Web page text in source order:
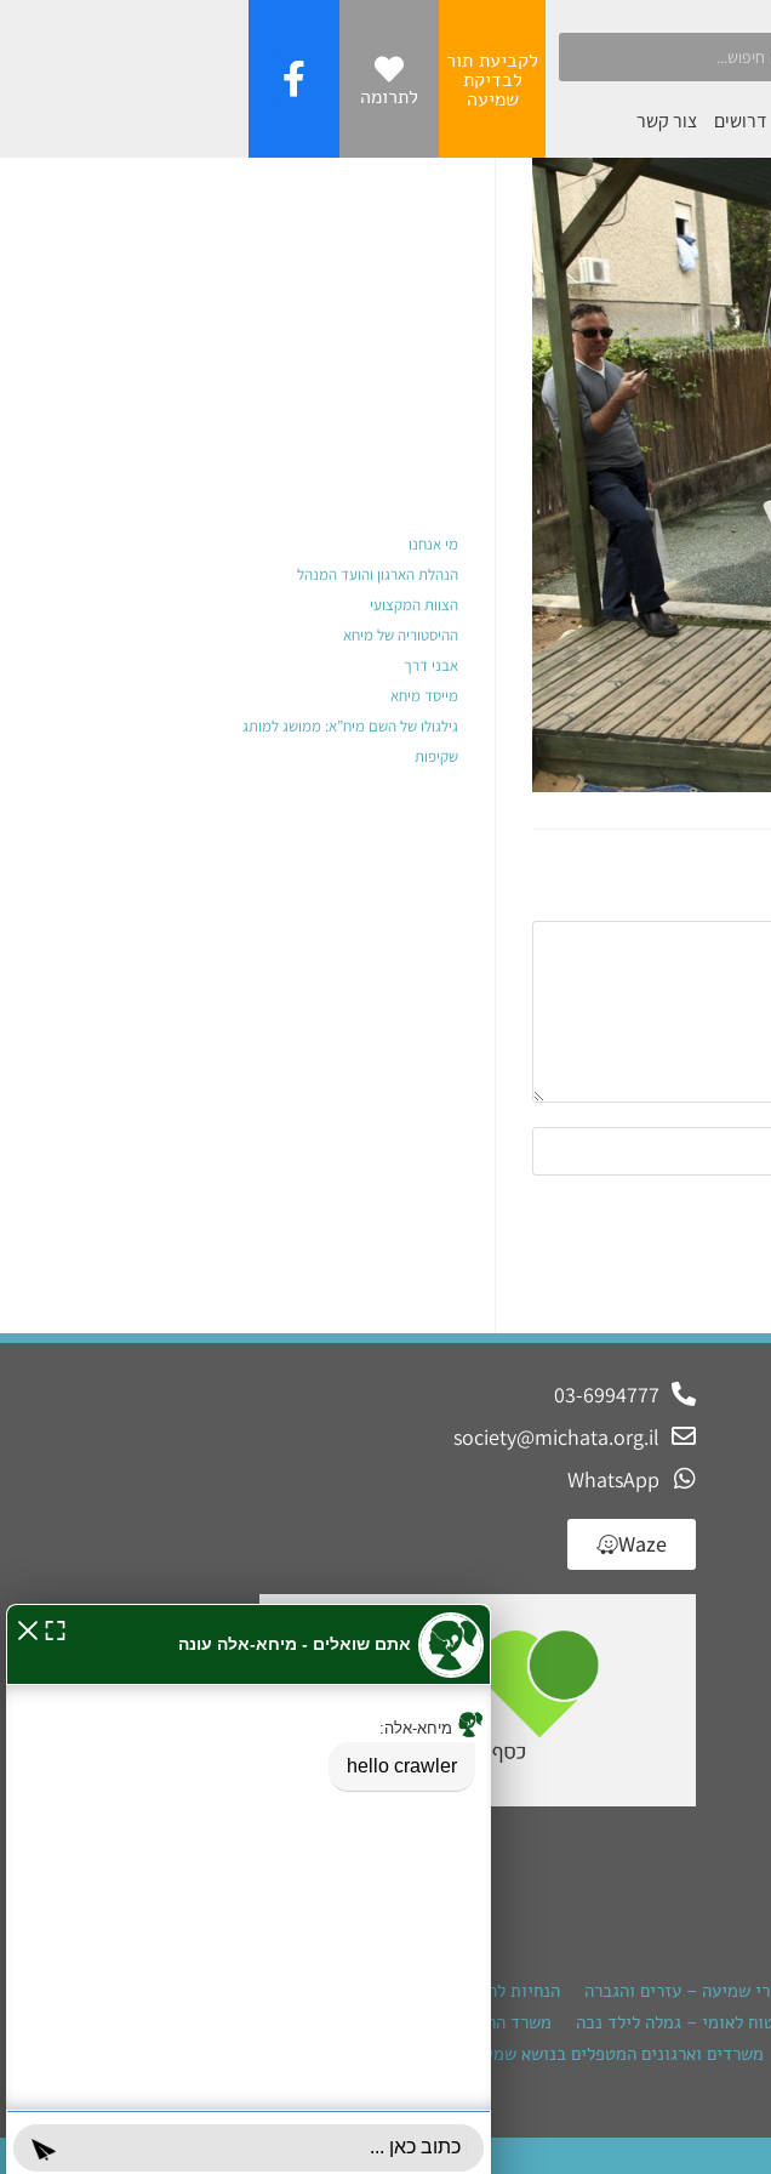
דרושים צור קשר
לקביעת תור
לבדיקת
שמיעה לתרומה
מי אנחנו
הנהלת הארגון והועד המנהל
הצוות המקצועי
ההיסטוריה של מיחא
אבני דרך
מייסד מיחא
גילגולו של השם מיח”א: ממושג למותג
שקיפות
03-6994777
society@michata.org.il
WhatsApp
Waze
שמיעה – עזרים והגברה
הנחיות להרכבת מכשיר שמיעה
לאומי – גמלה לילד נכה
משרד הרווחה (מגיל חצי שנה עד גיל 3)
משרדים וארגונים המטפלים בנושא שמירה ומיצוי זכויות